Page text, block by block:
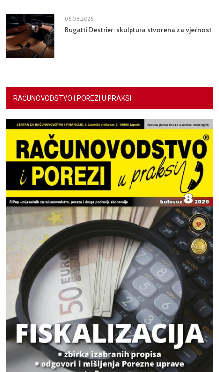
06.08.2026.
Bugatti Destrier: skulptura stvorena za vječnost
RAČUNOVODSTVO I POREZI U PRAKSI